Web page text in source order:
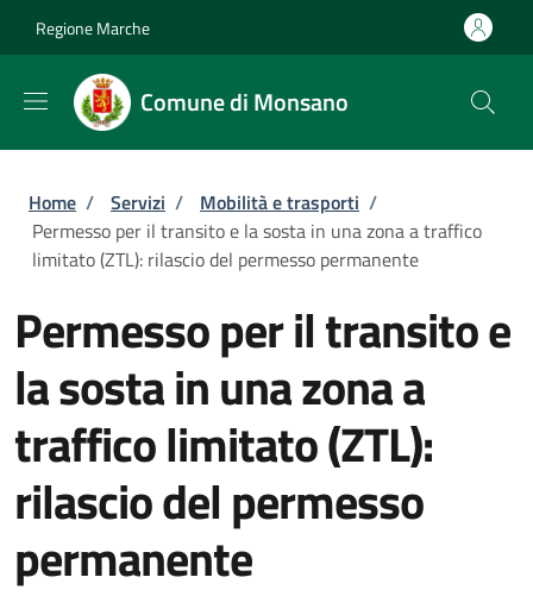
Regione Marche
Comune di Monsano
Briciole di pane
Home / Servizi / Mobilità e trasporti /
Permesso per il transito e la sosta in una zona a traffico
limitato (ZTL): rilascio del permesso permanente
Permesso per il transito e
la sosta in una zona a
traffico limitato (ZTL):
rilascio del permesso
permanente